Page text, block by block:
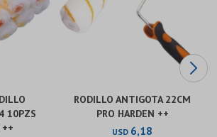
10PZS
++
RODILLO ANTIGOTA 22CM
PRO HARDEN ++
USD 6,18